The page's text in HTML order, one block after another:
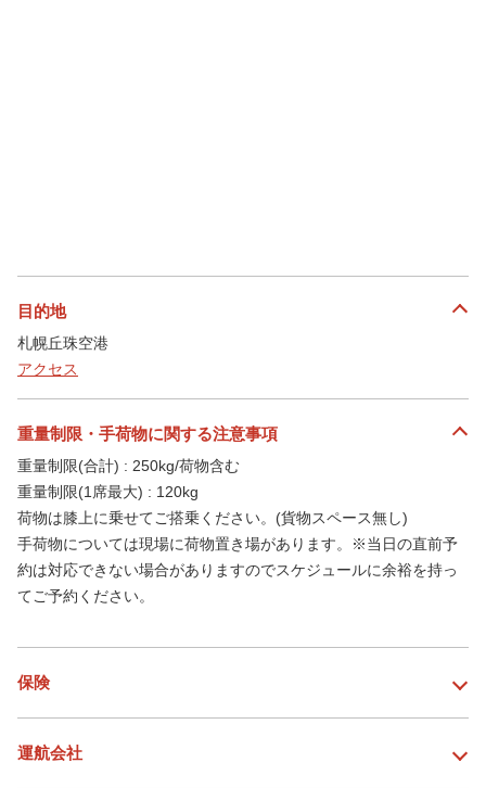
目的地
札幌丘珠空港
アクセス
重量制限・手荷物に関する注意事項
重量制限(合計) : 250kg/荷物含む
重量制限(1席最大) : 120kg
荷物は膝上に乗せてご搭乗ください。(貨物スペース無し)
手荷物については現場に荷物置き場があります。※当日の直前予
約は対応できない場合がありますのでスケジュールに余裕を持っ
てご予約ください。
保険
運航会社